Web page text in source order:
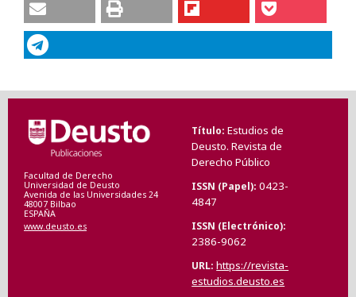
Facultad de Derecho
Universidad de Deusto
Avenida de las Universidades 24
48007 Bilbao
ESPAÑA
www.deusto.es
Título Estudios de
Deusto. Revista de
Derecho Público
ISSN (Papel) 0423-
4847
ISSN (Electrónico)
2386-9062
URL https://revista-
estudios.deusto.es